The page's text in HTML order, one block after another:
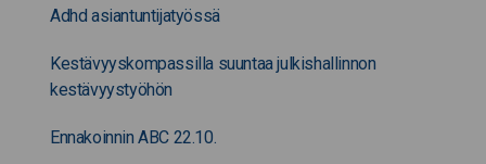
Adhd asiantuntijatyössä
Kestävyyskompassilla suuntaa julkishallinnon
kestävyystyöhön
Ennakoinnin ABC 22.10.